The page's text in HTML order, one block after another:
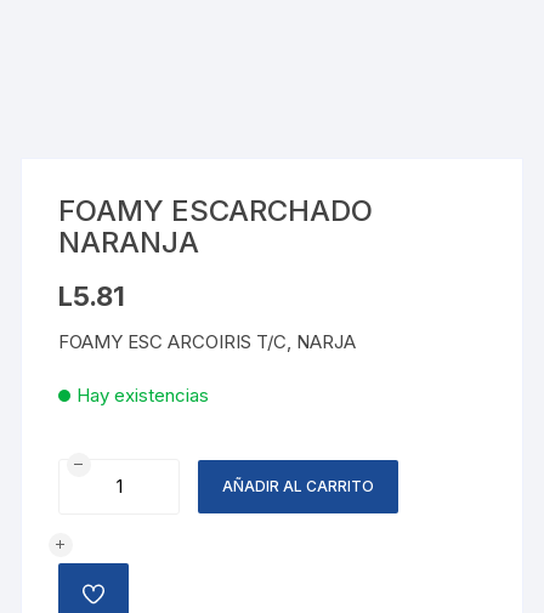
FOAMY ESCARCHADO
NARANJA
L5.81
FOAMY ESC ARCOIRIS T/C, NARJA
Hay existencias
FOAMY
ESCARCHADO
cantidad
AÑADIR AL CARRITO
AÑADIR